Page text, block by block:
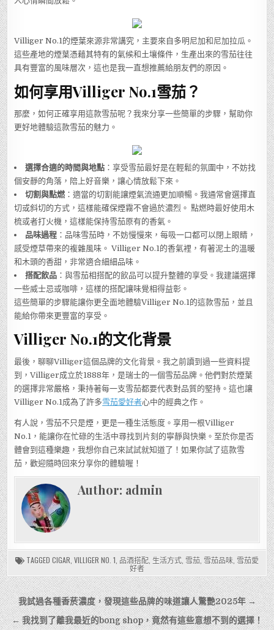
Villiger No.1的煙葉來源非常講究，主要來自多明尼加和尼加拉瓜。
這些產地的煙葉憑藉其特有的氣候和土壤條件，生產出來的雪茄往往
具有豐富的風味層次，這也是我一直想推薦給朋友們的原因。
如何享用Villiger No.1雪茄？
那麼，如何正確享用這款雪茄呢？我來分享一些簡單的步驟，幫助你
更好地體驗這款雪茄的魅力。
選擇合適的時間與地點 ：享受雪茄最好是在輕鬆的氛圍中，不妨找
個安靜的角落，陪上好音樂，讓心情放鬆下來。
切割與點燃 ：適當的切割能讓煙氣流通更加順暢。我通常會選擇直
切或斜切的方式，這樣能確保煙霧不會過於濃烈。 點燃時最好使用木
梳或者打火機，這樣能保持雪茄原有的香氣。
品味過程 ：品味雪茄時，不妨慢慢來，每吸一口都可以閉上眼睛，
感受煙草帶來的複雜風味。 Villiger No.1的香氣裡，有著泥土的溫暖
和木頭的香甜，非常適合細細品味。
搭配飲品 ：與雪茄相搭配的飲品可以提升整體的享受。我建議選擇
一些威士忌或咖啡，這樣的搭配讓味覺相得益彰。
這些簡單的步驟能讓你更全面地體驗Villiger No.1的這款雪茄，並且
能給你帶來更豐富的享受。
Villiger No.1的文化背景
最後，聊聊Villiger這個品牌的文化背景。我之前讀到過一些資料提
到，Villiger成立於1888年，是瑞士的一個雪茄品牌。他們對於煙葉
的選擇非常嚴格，秉持著每一支雪茄都要代表對品質的堅持。這也讓
Villiger No.1成為了許多雪茄愛好者心中的經典之作。
有人說，雪茄不只是煙，更是一種生活態度。享用一根Villiger
No.1，能讓你在忙碌的生活中尋找到片刻的寧靜與快樂。至於你是否
體會到這種樂趣，我想你自己來試試就知道了！如果你試了這款雪
茄，歡迎隨時回來分享你的體驗喔！
Author: admin
TAGGED CIGAR VILLIGER NO. 1 品酒搭配 生活方式 雪茄 雪茄品味 雪茄愛
好者
文
章
我試過各種香菸濃度，發現這些品牌的味道讓人驚艷2025年 →
← 我找到了離我最近的bong shop，竟然有這些意想不到的選擇！